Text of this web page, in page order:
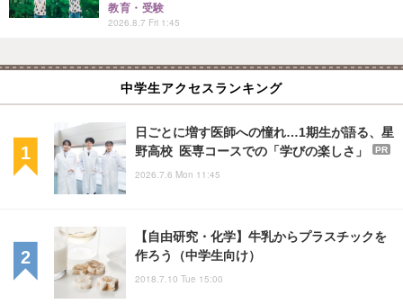
教育・受験
2026.8.7 Fri 1:45
中学生アクセスランキング
日ごとに増す医師への憧れ…1期生が語る、星
野高校 医専コースでの「学びの楽しさ」
PR
2026.7.6 Mon 11:45
【自由研究・化学】牛乳からプラスチックを
作ろう（中学生向け）
2018.7.10 Tue 15:00